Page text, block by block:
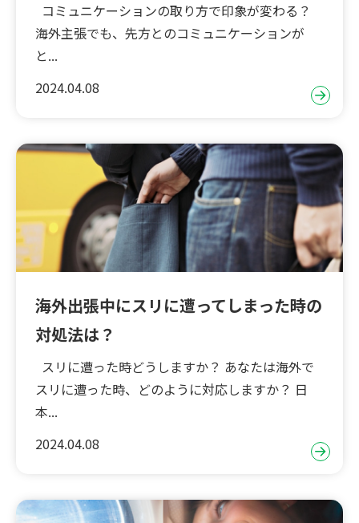
コミュニケーションの取り方で印象が変わる？
海外主張でも、先方とのコミュニケーションが
と...
2024.04.08
海外出張中にスリに遭ってしまった時の
対処法は？
スリに遭った時どうしますか？ あなたは海外で
スリに遭った時、どのように対応しますか？ 日
本...
2024.04.08